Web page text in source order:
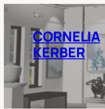
springenCORNELIA
KERBER